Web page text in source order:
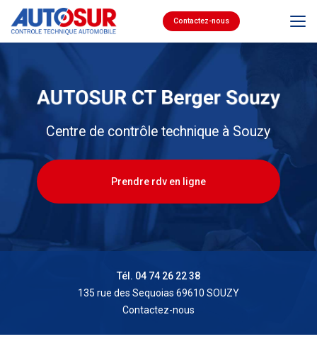
contenu
Contactez-nous
Centre de contrôle technique à Souzy
Prendre rdv en ligne
Tél. 04 74 26 22 38
135 rue des Sequoias 69610 SOUZY
Contactez-nous